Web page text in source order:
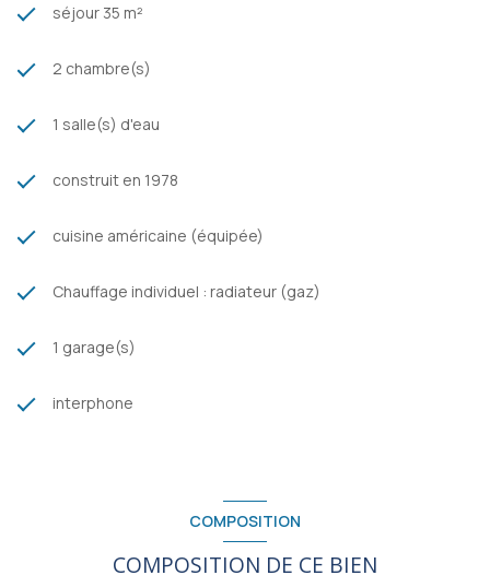
séjour 35 m²
2 chambre(s)
1 salle(s) d'eau
construit en 1978
cuisine américaine (équipée)
Chauffage individuel : radiateur (gaz)
1 garage(s)
interphone
COMPOSITION
COMPOSITION DE CE BIEN